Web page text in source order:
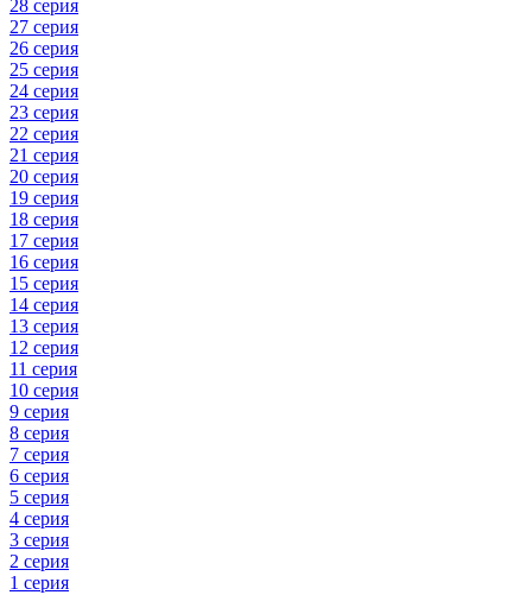
28 серия
27 серия
26 серия
25 серия
24 серия
23 серия
22 серия
21 серия
20 серия
19 серия
18 серия
17 серия
16 серия
15 серия
14 серия
13 серия
12 серия
11 серия
10 серия
9 серия
8 серия
7 серия
6 серия
5 серия
4 серия
3 серия
2 серия
1 серия